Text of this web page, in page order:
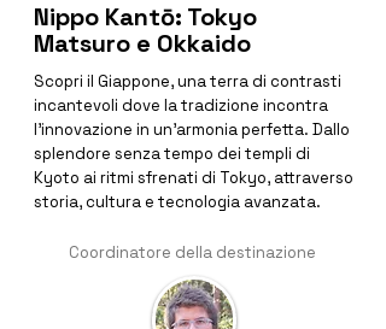
Nippo Kantō: Tokyo
Matsuro e Okkaido
Scopri il Giappone, una terra di contrasti
incantevoli dove la tradizione incontra
l'innovazione in un'armonia perfetta. Dallo
splendore senza tempo dei templi di
Kyoto ai ritmi sfrenati di Tokyo, attraverso
storia, cultura e tecnologia avanzata.
Coordinatore della destinazione